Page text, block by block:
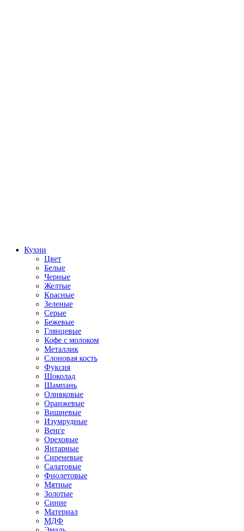
Кухни
Цвет
Белые
Черные
Желтые
Красные
Зеленые
Серые
Бежевые
Глянцевые
Кофе с молоком
Металлик
Слоновая кость
Фуксия
Шоколад
Шампань
Оливковые
Оранжевые
Вишневые
Изумрудные
Венге
Ореховые
Янтарные
Сиреневые
Салатовые
Фиолетовые
Мятные
Золотые
Синие
Материал
МДФ